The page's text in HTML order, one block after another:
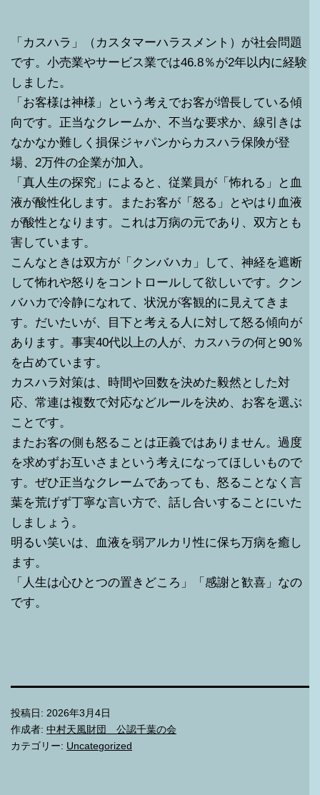
「カスハラ」（カスタマーハラスメント）が社会問題
です。小売業やサービス業では46.8％が2年以内に経験
しました。
「お客様は神様」という考えでお客が増長している傾
向です。正当なクレームか、不当な要求か、線引きは
なかなか難しく損保ジャパンからカスハラ保険が登
場、2万件の企業が加入。
「真人生の探究」によると、従業員が「怖れる」と血
液が酸性化します。またお客が「怒る」とやはり血液
が酸性となります。これは万病の元であり、双方とも
害しています。
こんなときは双方が「クンバハカ」して、神経を遮断
して怖れや怒りをコントロールして欲しいです。クン
バハカで冷静になれて、状況が客観的に見えてきま
す。だいたいが、目下と考える人に対して怒る傾向が
あります。事実40代以上の人が、カスハラの何と90％
を占めています。
カスハラ対策は、時間や回数を決めた毅然とした対
応、常連は複数で対応などルールを決め、お客を選ぶ
ことです。
またお客の側も怒ることは正義ではありません。過度
を求めずお互いさまという考えになってほしいもので
す。ぜひ正当なクレームであっても、怒ることなく言
葉を荒げず丁寧な言い方で、話し合いすることにいた
しましょう。
明るい笑いは、血液を弱アルカリ性に保ち万病を癒し
ます。
「人生は心ひとつの置きどころ」「感謝と歓喜」なの
です。
投稿日: 2026年3月4日
作成者: 中村天風財団 公認千葉の会
カテゴリー: Uncategorized